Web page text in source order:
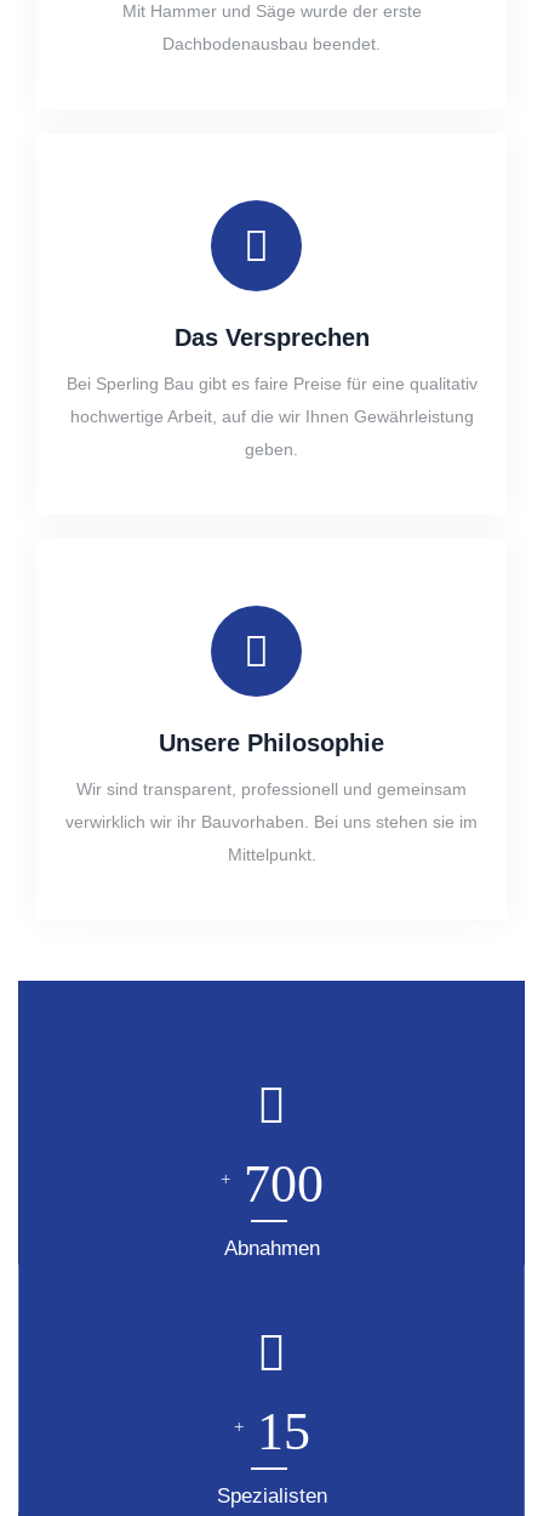
Mit Hammer und Säge wurde der erste
Dachbodenausbau beendet.
Das Versprechen
Bei Sperling Bau gibt es faire Preise für eine qualitativ
hochwertige Arbeit, auf die wir Ihnen Gewährleistung
geben.
Unsere Philosophie
Wir sind transparent, professionell und gemeinsam
verwirklich wir ihr Bauvorhaben. Bei uns stehen sie im
Mittelpunkt.
+ 700
Abnahmen
+ 15
Spezialisten